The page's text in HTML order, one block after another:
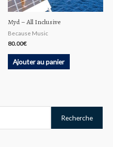
Recherche
Myd – All Inclusive
Because Music
80.00€
Ajouter au panier